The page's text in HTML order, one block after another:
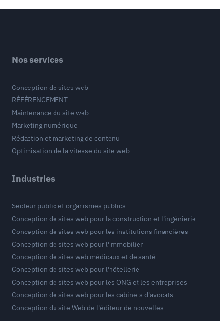
Nos services
Conception de sites web
RÉFÉRENCEMENT
Maintenance du site web
Marketing numérique
Rédaction et marketing de contenu
Optimisation de la vitesse du site web
Industries
Secteur public et organismes publics
Conception de sites web pour la construction et l'ingénierie
Conception de sites web pour les institutions financières
Conception de sites web pour l'immobilier
Conception de sites web médicaux et de santé
Conception de sites web pour l'hôtellerie
Conception de sites web pour les ONG et les entreprises
Conception de sites web pour les cabinets d'avocats
Conception du site Web de l'éditeur de nouvelles